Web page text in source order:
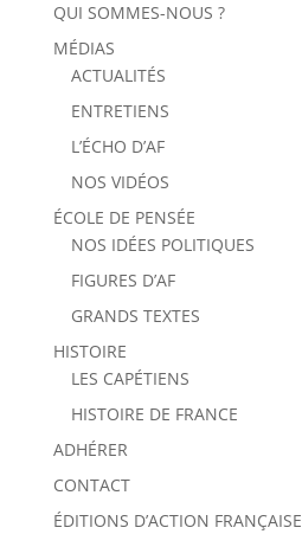
QUI SOMMES-NOUS ?
MÉDIAS
ACTUALITÉS
ENTRETIENS
L’ÉCHO D’AF
NOS VIDÉOS
ÉCOLE DE PENSÉE
NOS IDÉES POLITIQUES
FIGURES D’AF
GRANDS TEXTES
HISTOIRE
LES CAPÉTIENS
HISTOIRE DE FRANCE
ADHÉRER
CONTACT
ÉDITIONS D’ACTION FRANÇAISE